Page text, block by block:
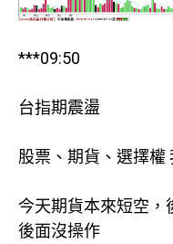
***09:50
台指期震盪
股票、期貨、選擇權
今天期貨本來短空，
後面沒操作